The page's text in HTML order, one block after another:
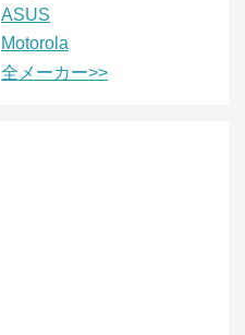
ASUS
Motorola
全メーカー>>